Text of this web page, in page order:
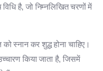
है, जो निम्नलिखित चरणों में
स्नान कर शुद्ध होना चाहिए।
किया जाता है, जिसमें